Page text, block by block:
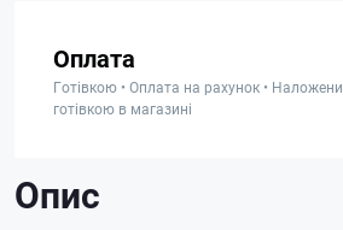
Оплата
Готівкою • Оплата на рахунок •
готівкою в магазині
Опис